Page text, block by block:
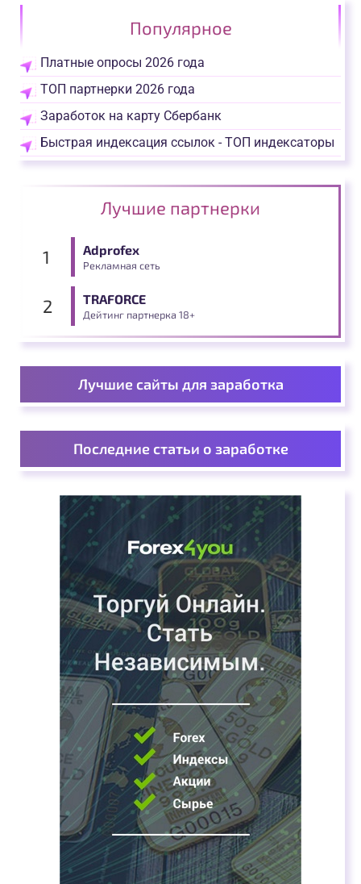
Популярное
Платные опросы 2026 года
ТОП партнерки 2026 года
Заработок на карту Сбербанк
Быстрая индексация ссылок - ТОП индексаторы
Лучшие партнерки
Adprofex
Рекламная сеть
TRAFORCE
Дейтинг партнерка 18+
Лучшие сайты для заработка
Последние статьи о заработке